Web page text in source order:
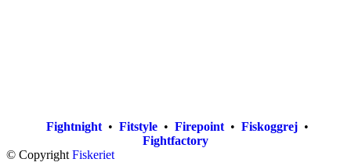
Fightnight• Fitstyle• Firepoint• Fiskoggrej•
Fightfactory
© Copyright Fiskeriet